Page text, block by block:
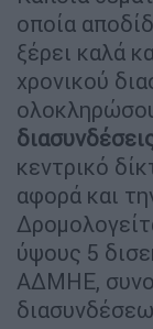
οποία
ξέρει καλά
χρονικού
κεντρικό
αφορά και
ύψους 5
ΑΔΜΗΕ,